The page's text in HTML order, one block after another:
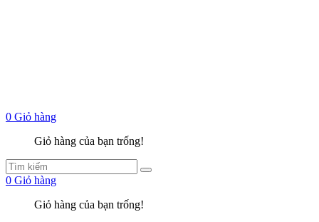
0 Giỏ hàng
Giỏ hàng của bạn trống!
0 Giỏ hàng
Giỏ hàng của bạn trống!